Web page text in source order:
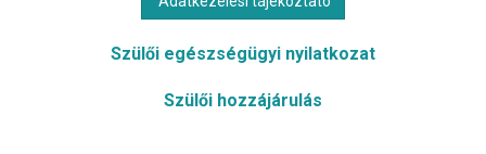
Szülői egészségügyi nyilatkozat
Szülői hozzájárulás